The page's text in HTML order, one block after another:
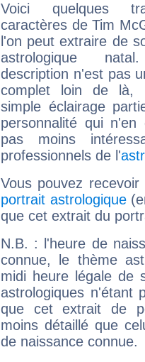
Voici quelques
caractères de Tim
l'on peut extraire de
astrologique
description n'est pas
complet loin de là,
simple éclairage
personnalité qui n'en
pas moins
professionnels de l'
Vous pouvez
portrait astrologique
que cet extrait du
N.B. : l'heure de
connue, le thème
midi heure légale de
astrologiques n'étant
que cet extrait de
moins détaillé que
de naissance connue.